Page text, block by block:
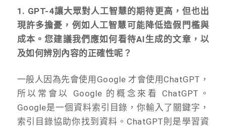
1. GPT-4讓大眾對人工智慧的期待更高，但也出
現許多擔憂，例如人工智慧可能降低造假門檻與
成本。您建議我們應如何看待AI生成的文章，以
及如何辨別內容的正確性呢？
一般人因為先會使用Google 才會使用ChatGPT，
所以常會以 Google 的概念來看 ChatGPT。
Google是一個資料索引目錄，你輸入了關鍵字，
索引目錄協助你找到資料。ChatGPT則是學習資